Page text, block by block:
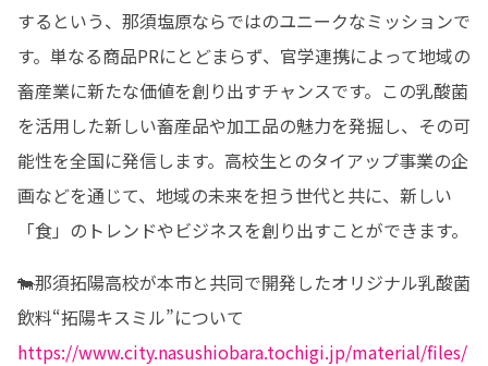
するという、那須塩原ならではのユニークなミッションで
す。単なる商品PRにとどまらず、官学連携によって地域の
畜産業に新たな価値を創り出すチャンスです。この乳酸菌
を活用した新しい畜産品や加工品の魅力を発掘し、その可
能性を全国に発信します。高校生とのタイアップ事業の企
画などを通じて、地域の未来を担う世代と共に、新しい
「食」のトレンドやビジネスを創り出すことができます。
🐄那須拓陽高校が本市と共同で開発したオリジナル乳酸菌
https://www.city.nasushiobara.tochigi.jp/material/files/